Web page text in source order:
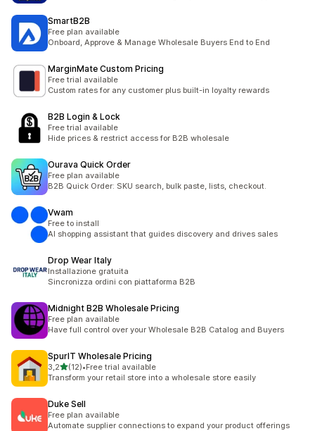
SmartB2B
Free plan available
Onboard, Approve & Manage Wholesale Buyers End to End
MarginMate Custom Pricing
Free trial available
Custom rates for any customer plus built-in loyalty rewards
B2B Login & Lock
Free trial available
Hide prices & restrict access for B2B wholesale
Ourava Quick Order
Free plan available
B2B Quick Order: SKU search, bulk paste, lists, checkout.
Vwam
Free to install
AI shopping assistant that guides discovery and drives sales
Drop Wear Italy
Installazione gratuita
Sincronizza ordini con piattaforma B2B
Midnight B2B Wholesale Pricing
Free plan available
Have full control over your Wholesale B2B Catalog and Buyers
SpurIT Wholesale Pricing
3,2z 5 hvězd
(12)
Celkový počet recenzí: 12
•Free trial available
Transform your retail store into a wholesale store easily
Duke Sell
Free plan available
Automate supplier connections to expand your product offerings